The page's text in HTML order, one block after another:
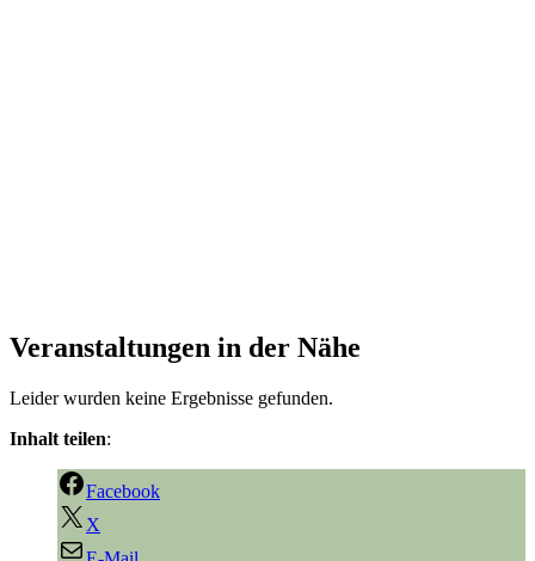
Veranstaltungen in der Nähe
Leider wurden keine Ergebnisse gefunden.
Inhalt teilen:
Facebook
X